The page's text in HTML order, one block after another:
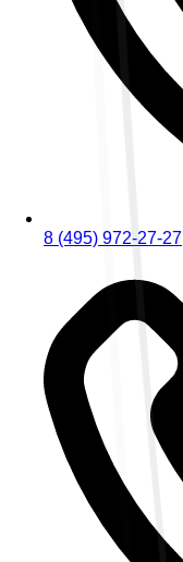
8 (495) 972-27-27